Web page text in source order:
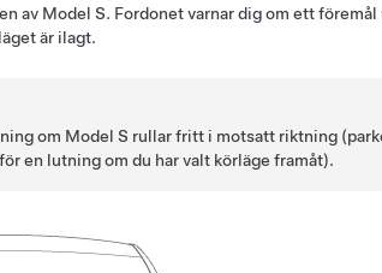
av Model S. Fordonet varnar dig om ett
är ilagt.
om Model S rullar fritt i motsatt riktning
en lutning om du har valt körläge framåt).